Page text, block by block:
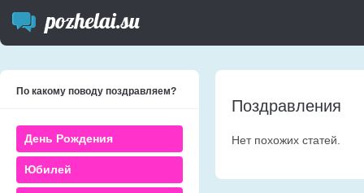
По какому поводу поздравляем?
День Рождения
Юбилей
Поздравления
Нет похожих статей.